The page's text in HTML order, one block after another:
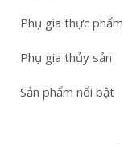
Phụ gia thực phẩm
Phụ gia thủy sản
Sản phẩm nổi bật